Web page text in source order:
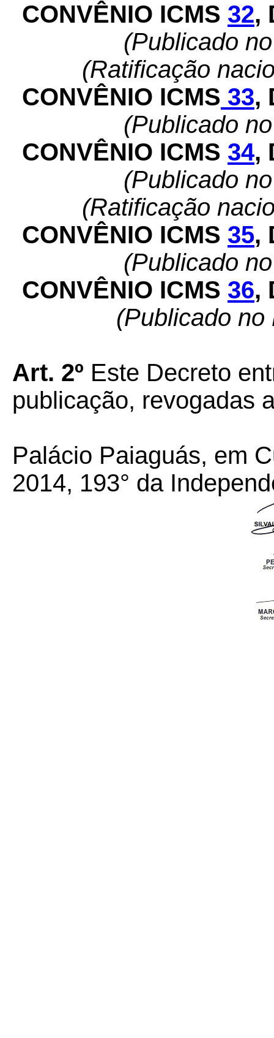
CONVÊNIO ICMS 32,
(Publicado
(Ratificação
CONVÊNIO ICMS 33,
(Publicado
CONVÊNIO ICMS 34,
(Publicado
(Ratificação
CONVÊNIO ICMS 35,
(Publicado
CONVÊNIO ICMS 36,
(Publicado no
Art. 2º Este Decreto
publicação, revogadas
Palácio Paiaguás, em
2014, 193° da